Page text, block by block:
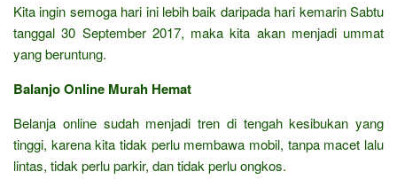
Kita ingin semoga hari ini lebih baik daripada hari kemarin Sabtu
tanggal 30 September 2017, maka kita akan menjadi ummat
yang beruntung.
Balanjo Online Murah Hemat
Belanja online sudah menjadi tren di tengah kesibukan yang
tinggi, karena kita tidak perlu membawa mobil, tanpa macet lalu
lintas, tidak perlu parkir, dan tidak perlu ongkos.